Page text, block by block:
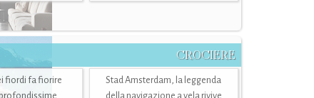
CROCIERE
fiordi fa fiorire
Stad Amsterdam, la leggenda
della navigazione a vela rivive